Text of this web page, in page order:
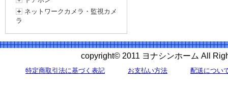
ネットワークカメラ・監視カメ
ラ
copyright© 2011 ヨナシンホーム All
特定商取引法に基づく表記 お支払い方法 配送につい